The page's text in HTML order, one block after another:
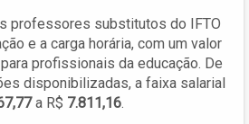
professores substitutos do IFTO
e a carga horária, com um valor
profissionais da educação. De
disponibilizadas, a faixa salarial
a R$ 7.811,16.